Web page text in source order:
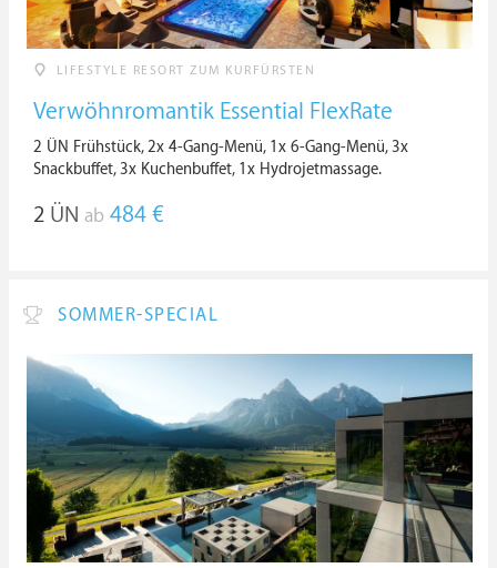
LIFESTYLE RESORT ZUM KURFÜRSTEN
Verwöhnromantik Essential FlexRate
2 ÜN Frühstück, 2x 4-Gang-Menü, 1x 6-Gang-Menü, 3x
Snackbuffet, 3x Kuchenbuffet, 1x Hydrojetmassage.
2 ÜN ab 484 €
SOMMER-SPECIAL